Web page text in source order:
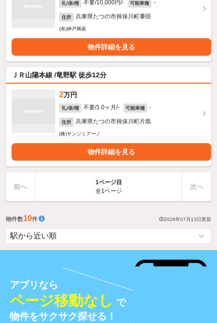
礼/保/権 不要/10,000円/- 可能車種 -
住所 兵庫県たつの市揖保川町黍田
(有)神戸興産
物件詳細を見る
ＪＲ山陽本線 /竜野駅 徒歩12分
2万円
礼/保/権 不要/1.0ヶ月/- 可能車種 -
住所 兵庫県たつの市揖保川町片島
(株)サンジミアーノ
物件詳細を見る
前へ
1ページ目
全1ページ
次へ
物件数10件 2026年07月13日更新
アプリなら
ページ移動なし で
物件をサクサク探せる！